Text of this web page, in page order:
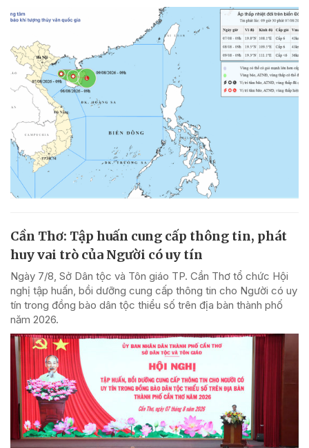
Cần Thơ: Tập huấn cung cấp thông tin, phát
huy vai trò của Người có uy tín
Ngày 7/8, Sở Dân tộc và Tôn giáo TP. Cần Thơ tổ chức Hội
nghị tập huấn, bồi dưỡng cung cấp thông tin cho Người có uy
tín trong đồng bào dân tộc thiểu số trên địa bàn thành phố
năm 2026.